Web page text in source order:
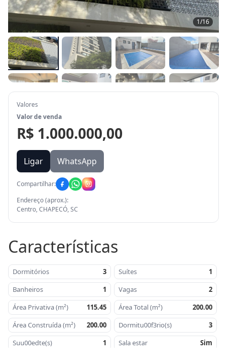
1/16
Valores
Valor de venda
R$ 1.000.000,00
Ligar WhatsApp
Compartilhar:
Endereço (aprox.):
Centro, CHAPECÓ, SC
Características
Dormitórios 3 Suítes
1
Banheiros
1 Vagas
2
Área Privativa (m²)
115.45 Área Total (m²)
200.00
Área Construída (m²)
200.00 Dormitu00f3rio(s)
3
Suu00edte(s)
1 Sala estar
Sim